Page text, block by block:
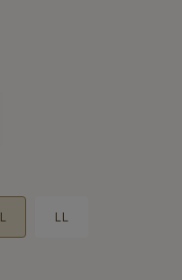
L LL